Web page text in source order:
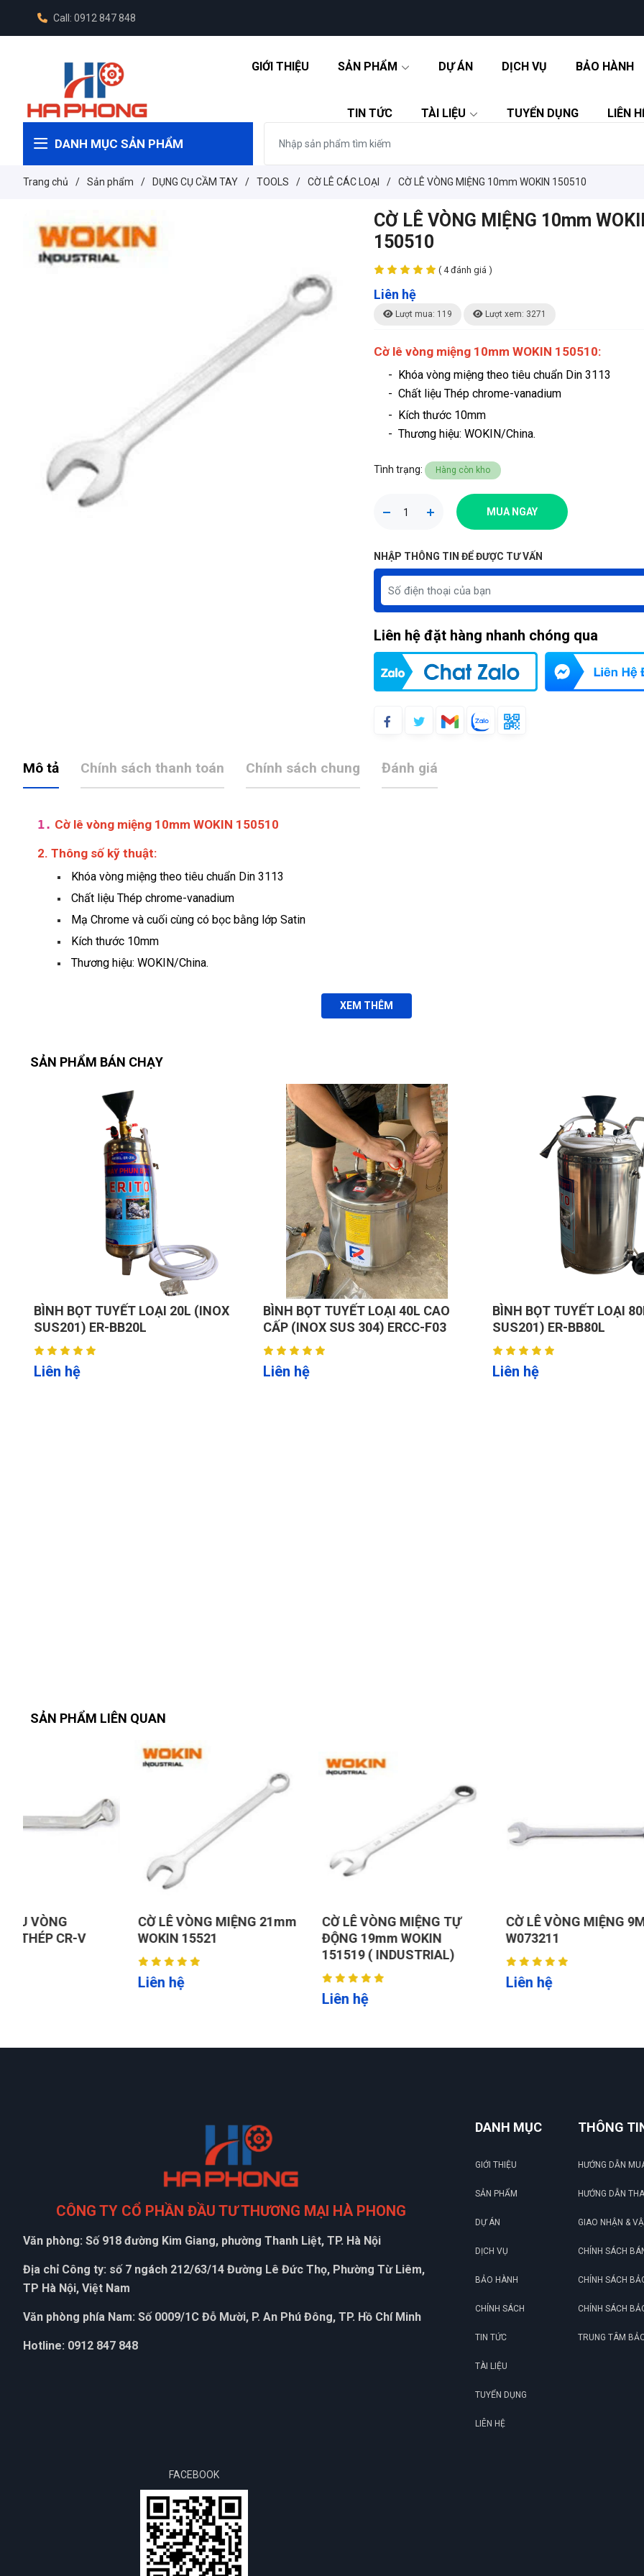
Call: 0912 847 848
GIỚI THIỆU SẢN PHẨM DỰ ÁN DỊCH VỤ BẢO HÀNH
TIN TỨC TÀI LIỆU TUYỂN DỤNG LIÊN
DANH MỤC SẢN PHẨM
Trang chủ / Sản phẩm / DỤNG CỤ CẦM TAY / TOOLS / CỜ LÊ CÁC LOẠI / CỜ LÊ VÒNG MIỆNG 10mm WOKIN 150510
CỜ LÊ VÒNG MIỆNG 10mm
150510
( 4 đánh giá )
Liên hệ
Lượt mua: 119 Lượt xem: 3271
Cờ lê vòng miệng 10mm WOKIN 150510:
- Khóa vòng miệng theo tiêu chuẩn Din 3113
- Chất liệu Thép chrome-vanadium
- Kích thước 10mm
- Thương hiệu: WOKIN/China.
Tình trạng: Hàng còn kho
MUA NGAY
NHẬP THÔNG TIN ĐỂ ĐƯỢC TƯ VẤN
Liên hệ đặt hàng nhanh chóng qua
Mô tả Chính sách thanh toán Chính sách chung Đánh giá
1. Cờ lê vòng miệng 10mm WOKIN 150510
2. Thông số kỹ thuật:
Khóa vòng miệng theo tiêu chuẩn Din 3113
Chất liệu Thép chrome-vanadium
Mạ Chrome và cuối cùng có bọc bằng lớp Satin
Kích thước 10mm
Thương hiệu: WOKIN/China.
XEM THÊM
SẢN PHẨM BÁN CHẠY
BÌNH BỌT TUYẾT LOẠI 20L (INOX
SUS201) ER-BB20L
Liên hệ
BÌNH BỌT TUYẾT LOẠI 40L CAO
CẤP (INOX SUS 304) ERCC-F03
Liên hệ
BÌNH BỌT TUYẾT LOẠI
SUS201) ER-BB80L
Liên hệ
SẢN PHẨM LIÊN QUAN
CỜ LÊ VÒNG MIỆNG 21mm
WOKIN 15521
CỜ LÊ VÒNG MIỆNG TỰ
ĐỘNG 19mm WOKIN
151519 ( INDUSTRIAL)
CỜ LÊ VÒNG MIỆNG 9MM
W073211
CỜ LÊ
CÔNG TY CỔ PHẦN ĐẦU TƯ THƯƠNG MẠI HÀ PHONG
Văn phòng: Số 918 đường Kim Giang, phường Thanh Liệt, TP. Hà Nội
Địa chỉ Công ty: số 7 ngách 212/63/14 Đường Lê Đức Thọ, Phường Từ Liêm,
TP Hà Nội, Việt Nam
Văn phòng phía Nam: Số 0009/1C Đỗ Mười, P. An Phú Đông, TP. Hồ Chí Minh
Hotline: 0912 847 848
DANH MỤC
GIỚI THIỆU
SẢN PHẨM
DỰ ÁN
DỊCH VỤ
BẢO HÀNH
CHÍNH SÁCH
TIN TỨC
TÀI LIỆU
TUYỂN DỤNG
LIÊN HỆ
THÔNG
HƯỚNG DẪN
HƯỚNG DẪN
GIAO NHẬN &
CHÍNH SÁCH
CHÍNH SÁCH
CHÍNH SÁCH
TRUNG TÂM
FACEBOOK